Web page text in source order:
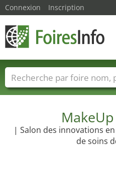
| Salon des innovations
de soins
Connexion Inscription
Foire noms Pays